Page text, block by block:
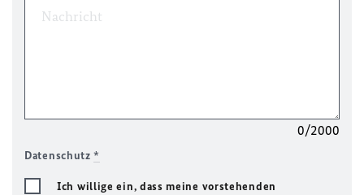
0/2000
Datenschutz*
Ich willige ein, dass meine vorstehenden